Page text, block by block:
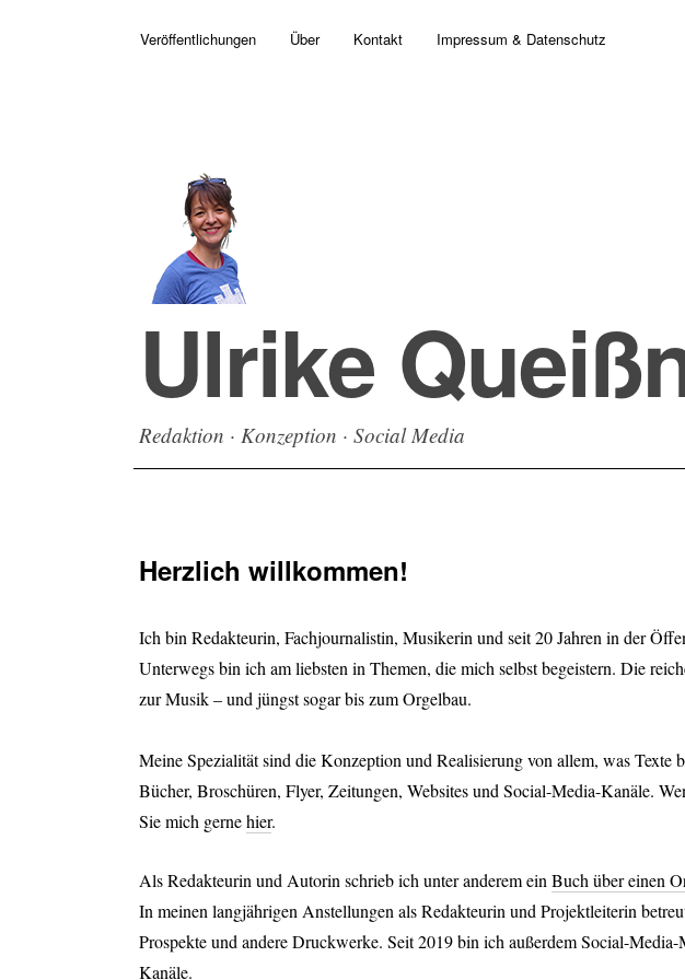
Veröffentlichungen Über Kontakt Impressum & Datenschutz
Ulrike
Redaktion · Konzeption · Social Media
Herzlich willkommen!
Ich bin Redakteurin, Fachjournalistin, Musikerin und seit 20 Jahren in der
Unterwegs bin ich am liebsten in Themen, die mich selbst begeistern. Die
zur Musik – und jüngst sogar bis zum Orgelbau.
Meine Spezialität sind die Konzeption und Realisierung von allem, was Texte
Bücher, Broschüren, Flyer, Zeitungen, Websites und Social-Media-Kanäle.
Sie mich gernehier.
Als Redakteurin und Autorin schrieb ich unter anderem ein Buch über einen
In meinen langjährigen Anstellungen als Redakteurin und Projektleiterin
Prospekte und andere Druckwerke. Seit 2019 bin ich außerdem Social-
Kanäle.